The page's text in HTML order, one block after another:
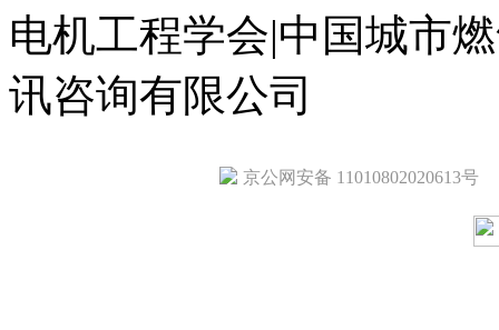
电机工程学会|中国城市
讯咨询有限公司
京公网安备 11010802020613号